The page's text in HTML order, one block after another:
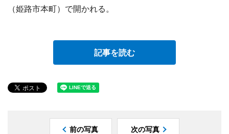
（姫路市本町）で開かれる。
記事を読む
前の写真 次の写真